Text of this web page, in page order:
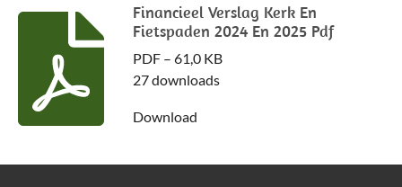
Financieel Verslag Kerk En
Fietspaden 2024 En 2025 Pdf
PDF – 61,0 KB
27 downloads
Download